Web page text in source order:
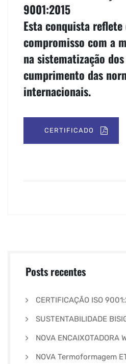
9001:2015
Esta conquista reflete
compromisso com a
na sistematização
cumprimento das
internacionais.
CERTIFICADO
Posts recentes
CERTIFICAÇÃO ISO
SUSTENTABILIDADE
NOVA ENCAIXOTADORA
NOVA Termoformagem